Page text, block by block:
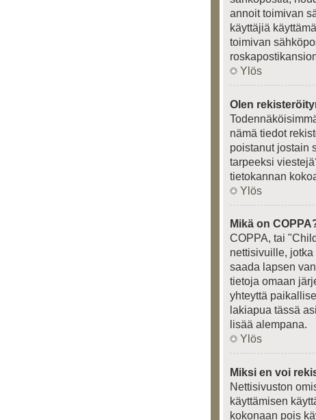
annoit toimivan
käyttäjiä
toimivan
Ylös
Olen
nämä tiedot
poistanut jostain
tarpeeksi
tietokannan
Ylös
Mikä on
COPPA, tai
nettisivuille,
saada lapsen
tietoja omaan
yhteyttä
lakiapua tässä
lisää alempana.
Ylös
Miksi en voi
Nettisivuston
käyttämisen
kokonaan pois